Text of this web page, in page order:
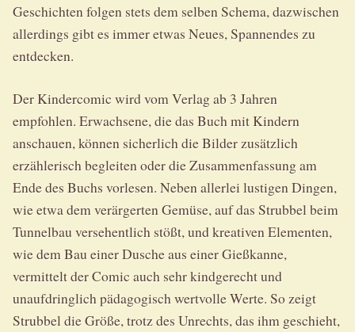
Geschichten folgen stets dem selben Schema, dazwischen
allerdings gibt es immer etwas Neues, Spannendes zu
entdecken.
Der Kindercomic wird vom Verlag ab 3 Jahren
empfohlen. Erwachsene, die das Buch mit Kindern
anschauen, können sicherlich die Bilder zusätzlich
erzählerisch begleiten oder die Zusammenfassung am
Ende des Buchs vorlesen. Neben allerlei lustigen Dingen,
wie etwa dem verärgerten Gemüse, auf das Strubbel beim
Tunnelbau versehentlich stößt, und kreativen Elementen,
wie dem Bau einer Dusche aus einer Gießkanne,
vermittelt der Comic auch sehr kindgerecht und
unaufdringlich pädagogisch wertvolle Werte. So zeigt
Strubbel die Größe, trotz des Unrechts, das ihm geschieht,